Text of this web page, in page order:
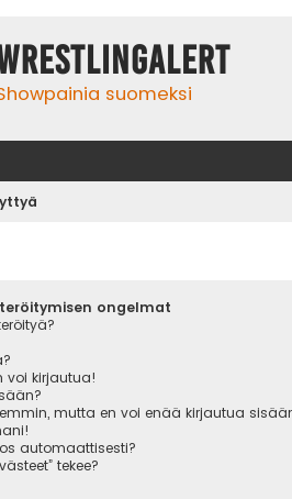
suomeksi
ongelmat
voi kirjautua!
mutta en voi enää kirjautua
automaattisesti?
tekee?